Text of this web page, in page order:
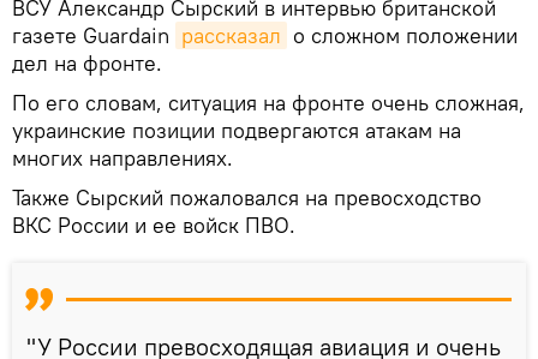
ВСУ Александр Сырский в интервью британской
газете Guardain рассказал о сложном положении
дел на фронте.
По его словам, ситуация на фронте очень сложная,
украинские позиции подвергаются атакам на
многих направлениях.
Также Сырский пожаловался на превосходство
ВКС России и ее войск ПВО.
"У России превосходящая авиация и очень